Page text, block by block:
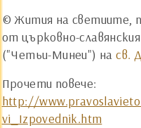
© Жития на светиите,
от църковно-
("Четьи-Минеи") насв.
Прочети повече:
http://
vi_Izpovednik.htm